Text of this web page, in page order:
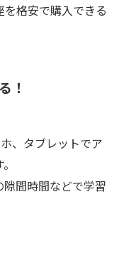
格安で購入できる
！
、タブレットでア
隙間時間などで学習